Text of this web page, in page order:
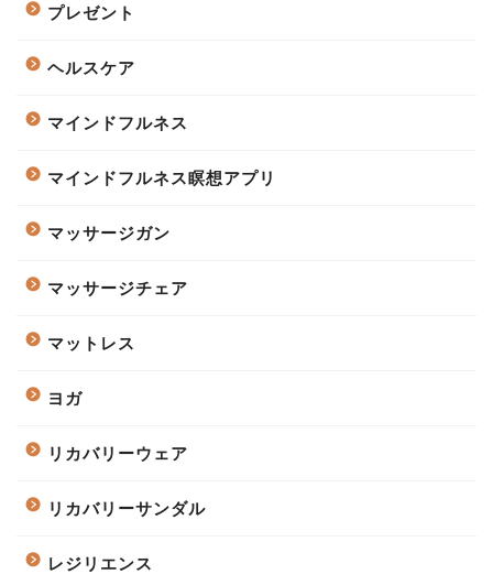
プレゼント
ヘルスケア
マインドフルネス
マインドフルネス瞑想アプリ
マッサージガン
マッサージチェア
マットレス
ヨガ
リカバリーウェア
リカバリーサンダル
レジリエンス